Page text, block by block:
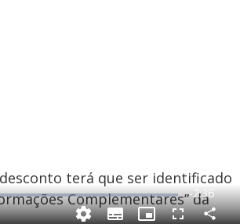
terá que ser identificado
Complementares” da
R
e
-2:36